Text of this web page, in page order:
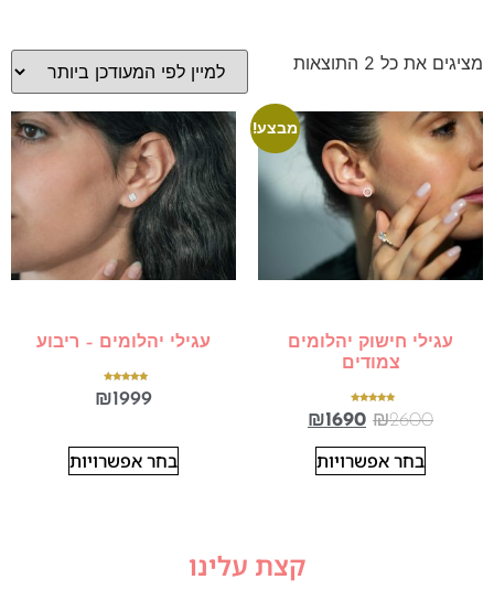
מציגים את כל ⁦2⁩ התוצאות
מבצע!
עגילי חישוק יהלומים
צמודים
5.00
מתוך 5
₪2600
₪1690
בחר אפשרויות
עגילי יהלומים – ריבוע
5.00
מתוך 5 ₪1999
בחר אפשרויות
קצת עלינו